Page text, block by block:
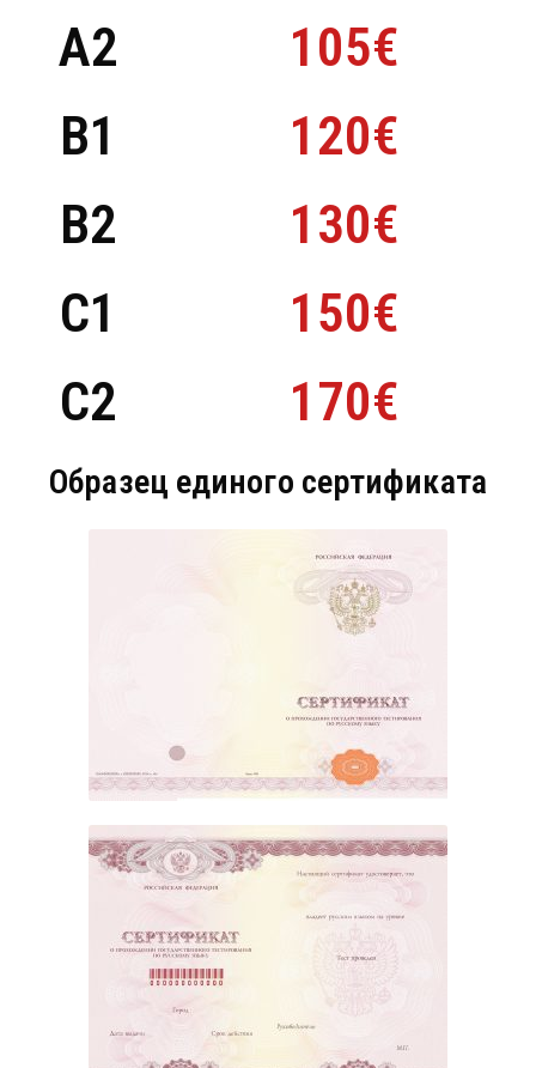
Α2
105€
B1
120€
B2
130€
C1
150€
C2
170€
Образец единого сертификата